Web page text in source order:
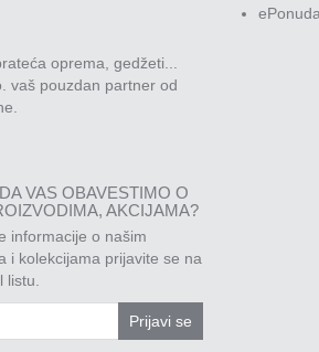
oprema, gedžeti...
vaš pouzdan partner od
ePonuda
VAS OBAVESTIMO O
AKCIJAMA?
informacije o našim
i kolekcijama prijavite se na
listu.
Prijavi se